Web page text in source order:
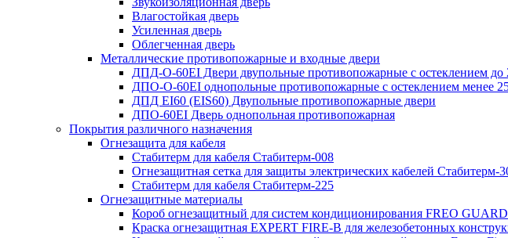
Влагостойкая дверь
Усиленная дверь
Облегченная дверь
Металлические противопожарные и входные двери
ДПД-О-60EI Двери двупольные противопожарные с остеклением до
ДПО-О-60EI однопольные противопожарные с остеклением менее
ДПД EI60 (EIS60) Двупольные противопожарные двери
ДПО-60EI Дверь однопольная противопожарная
Покрытия различного назначения
Огнезащита для кабеля
Стабитерм для кабеля Стабитерм-008
Огнезащитная сетка для защиты электрических кабелей Стабитерм-
Стабитерм для кабеля Стабитерм-225
Огнезащитные материалы
Короб огнезащитный для систем кондиционирования FREO
Краска огнезащитная EXPERT FIRE-B для железобетонных